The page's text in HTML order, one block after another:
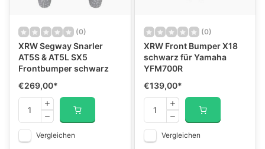
(0)
XRW Segway Snarler
AT5S & AT5L SX5
Frontbumper schwarz
€269,00*
Vergleichen
(0)
XRW Front Bumper X18
schwarz für Yamaha
YFM700R
€139,00*
Vergleichen